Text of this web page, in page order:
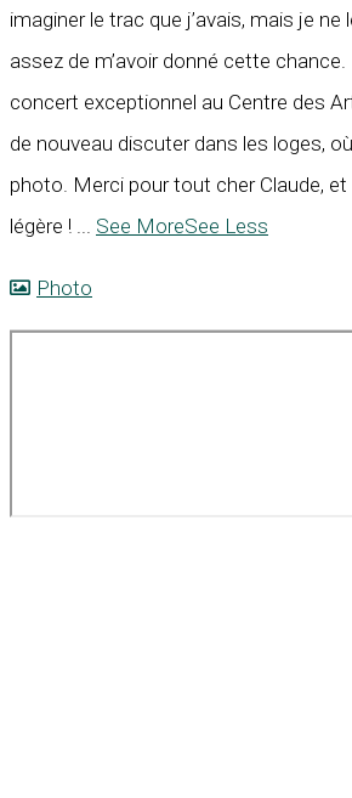
imaginer le trac que j’avais, mais je
assez de m’avoir donné cette chance.
concert exceptionnel au Centre des
de nouveau discuter dans les loges,
photo. Merci pour tout cher Claude,
légère !
See MoreSee Less
Photo